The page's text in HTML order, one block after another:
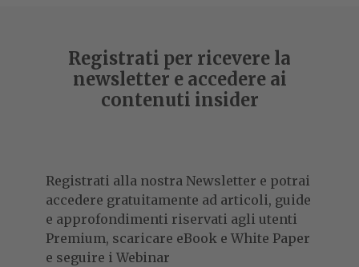
Registrati per ricevere la
newsletter e accedere ai
contenuti insider
Registrati alla nostra Newsletter e potrai
accedere gratuitamente ad articoli, guide
e approfondimenti riservati agli utenti
Premium, scaricare eBook e White Paper
e seguire i Webinar